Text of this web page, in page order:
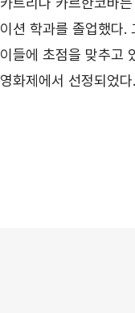
이션 학과를 졸업했다.
이들에 초점을 맞추고
영화제에서 선정되었다.